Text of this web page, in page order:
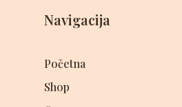
Navigacija
Početna
Shop